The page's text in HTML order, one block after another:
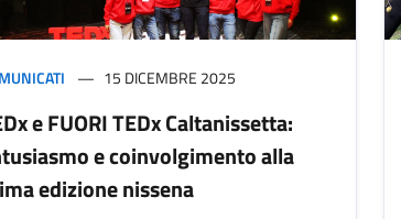
15 DICEMBRE 2025
e FUORI TEDx Caltanissetta:
e coinvolgimento alla
edizione nissena